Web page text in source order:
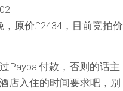
原价£2434，目前竞拍价
Paypal付款，否则的话主
店入住的时间要求吧，别